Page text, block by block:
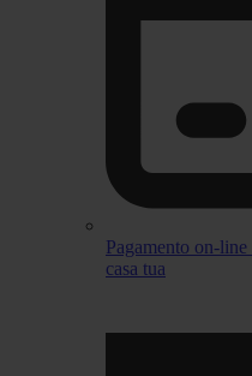
Pagamento on-line
casa tua